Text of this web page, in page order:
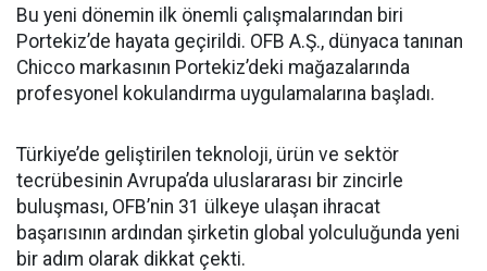
Bu yeni dönemin ilk önemli çalışmalarından biri
Portekiz’de hayata geçirildi. OFB A.Ş., dünyaca tanınan
Chicco markasının Portekiz’deki mağazalarında
profesyonel kokulandırma uygulamalarına başladı.
Türkiye’de geliştirilen teknoloji, ürün ve sektör
tecrübesinin Avrupa’da uluslararası bir zincirle
buluşması, OFB’nin 31 ülkeye ulaşan ihracat
başarısının ardından şirketin global yolculuğunda yeni
bir adım olarak dikkat çekti.